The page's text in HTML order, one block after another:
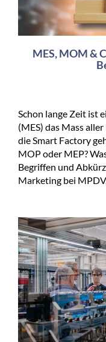
MES, MOM &
Schon lange Zeit ist
(MES) das Mass
die Smart Factory
MOP oder MEP?
Begriffen und
Marketing bei